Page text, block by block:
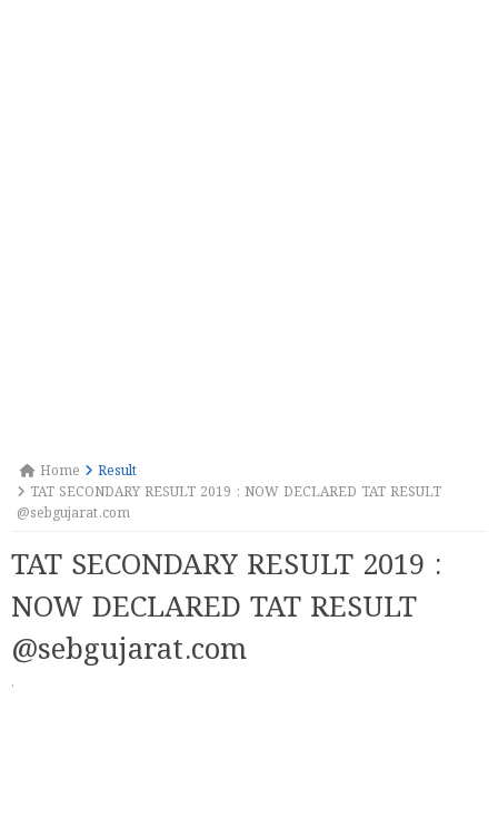
Home
Result
TAT SECONDARY RESULT 2019 : NOW DECLARED TAT RESULT
@sebgujarat.com
TAT SECONDARY RESULT 2019 :
NOW DECLARED TAT RESULT
@sebgujarat.com
·